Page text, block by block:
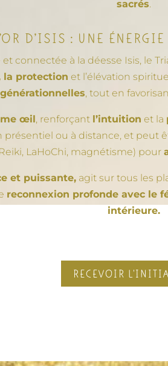
sacrés.
D’ISIS : UNE
connectée à la déesse Isis, le
la protection et l’élévation
, tout en
œil, renforçant l’intuition et la
présentiel ou à distance, et peut
LaHoChi, magnétisme) pour
et puissante,agit sur tous les
reconnexion profonde avec le
intérieure.
RECEVOIR